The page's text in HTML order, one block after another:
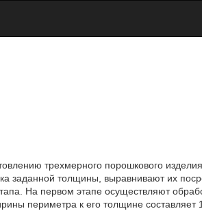
трехмерного порошкового
заданной толщины, выравнивают их
На первом этапе осуществляют
периметра к его толщине составляет